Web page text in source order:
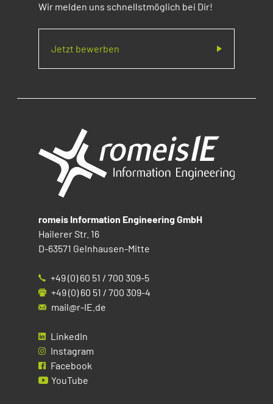
Wir melden uns schnellstmöglich bei Dir!
Jetzt bewerben
romeis Information Engineering GmbH
Hailerer Str. 16
D-63571 Gelnhausen-Mitte
+49 (0) 60 51 / 700 309-5
+49 (0) 60 51 / 700 309-4
mail@r-IE.de
LinkedIn
Instagram
Facebook
YouTube